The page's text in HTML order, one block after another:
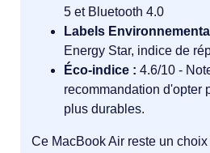
5 et Bluetooth 4.0
Labels
Energy Star, indice de
Éco-indice : 4.6/10 -
recommandation d'opter
plus durables.
Ce MacBook Air reste un